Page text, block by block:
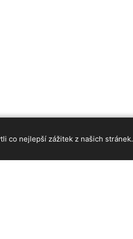
co nejlepší zážitek z našich stránek.